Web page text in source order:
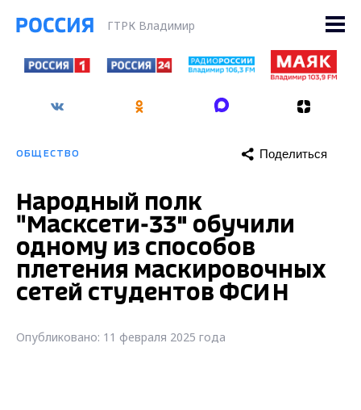
ГТРК Владимир
ОБЩЕСТВО Поделиться
Народный полк
"Масксети-33" обучили
одному из способов
плетения маскировочных
сетей студентов ФСИН
Опубликовано: 11 февраля 2025 года